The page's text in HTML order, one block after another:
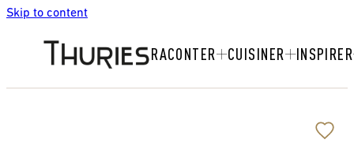
Skip to content
RACONTER CUISINER INSPIRER